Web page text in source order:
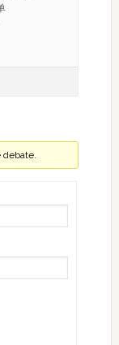
debate.